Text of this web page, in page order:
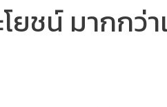
ยชน์ มากกว่